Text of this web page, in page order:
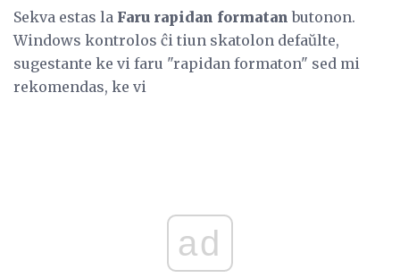
Sekva estas la Faru rapidan formatan butonon.
Windows kontrolos ĉi tiun skatolon defaŭlte,
sugestante ke vi faru "rapidan formaton" sed mi
rekomendas, ke vi
ad